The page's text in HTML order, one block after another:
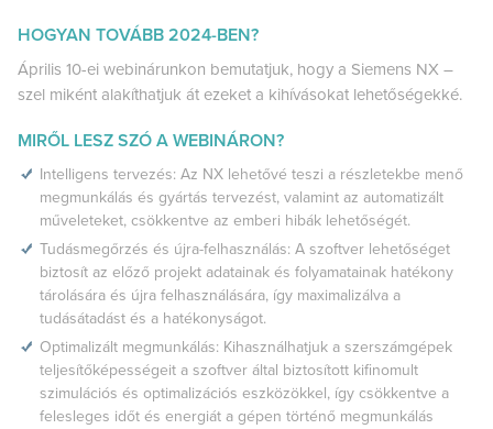
HOGYAN TOVÁBB 2024-BEN?
Április 10-ei webinárunkon bemutatjuk, hogy a Siemens NX –
szel miként alakíthatjuk át ezeket a kihívásokat lehetőségekké.
MIRŐL LESZ SZÓ A WEBINÁRON?
Intelligens tervezés: Az NX lehetővé teszi a részletekbe menő
megmunkálás és gyártás tervezést, valamint az automatizált
műveleteket, csökkentve az emberi hibák lehetőségét.
Tudásmegőrzés és újra-felhasználás: A szoftver lehetőséget
biztosít az előző projekt adatainak és folyamatainak hatékony
tárolására és újra felhasználására, így maximalizálva a
tudásátadást és a hatékonyságot.
Optimalizált megmunkálás: Kihasználhatjuk a szerszámgépek
teljesítőképességeit a szoftver által biztosított kifinomult
szimulációs és optimalizációs eszközökkel, így csökkentve a
felesleges időt és energiát a gépen történő megmunkálás